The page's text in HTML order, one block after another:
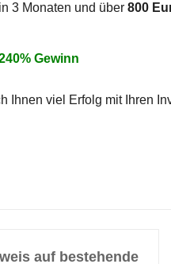
in 3 Monaten und über 800
% Gewinn
Ihnen viel Erfolg mit Ihren
auf bestehende